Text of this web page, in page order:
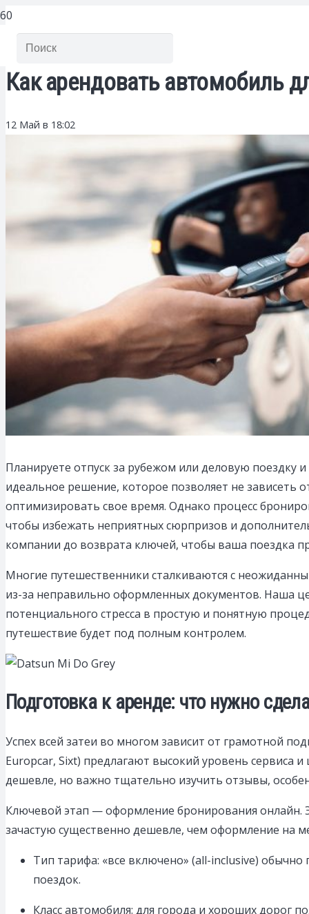
Как арендовать автомобиль
12 Май в 18:02
Планируете отпуск за рубежом или деловую
идеальное решение, которое позволяет не зависеть
оптимизировать свое время. Однако процесс
чтобы избежать неприятных сюрпризов и
компании до возврата ключей, чтобы ваша поездка
Многие путешественники сталкиваются с
из-за неправильно оформленных документов. Наша
потенциального стресса в простую и понятную
путешествие будет под полным контролем.
Подготовка к аренде: что нужно
Успех всей затеи во многом зависит от грамотной
Europcar, Sixt) предлагают высокий уровень
дешевле, но важно тщательно изучить отзывы,
Ключевой этап — оформление бронирования онлайн.
зачастую существенно дешевле, чем оформление на
Тип тарифа: «все включено» (all-inclusive)
поездок.
Класс автомобиля: для города и хороших дорог